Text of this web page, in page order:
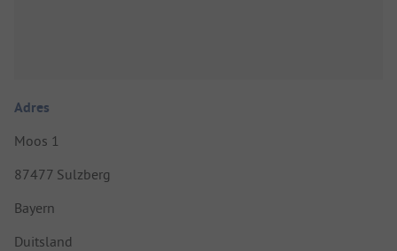
Adres
Moos 1
87477 Sulzberg
Bayern
Duitsland